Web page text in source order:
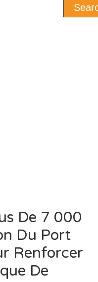
De 7 000
Du Port
Renforcer
De